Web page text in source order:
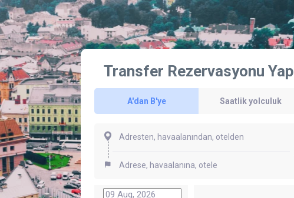
Transfer Rezervasyonu Yap
A'dan B'ye Saatlik yolculuk